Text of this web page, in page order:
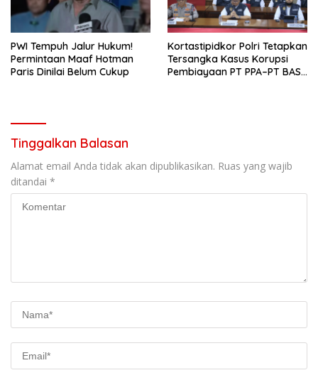
PWI Tempuh Jalur Hukum!
Permintaan Maaf Hotman
Paris Dinilai Belum Cukup
Kortastipidkor Polri Tetapkan
Tersangka Kasus Korupsi
Pembiayaan PT PPA–PT BAS,
Tinggalkan Balasan
Alamat email Anda tidak akan dipublikasikan. Ruas yang wajib
ditandai *